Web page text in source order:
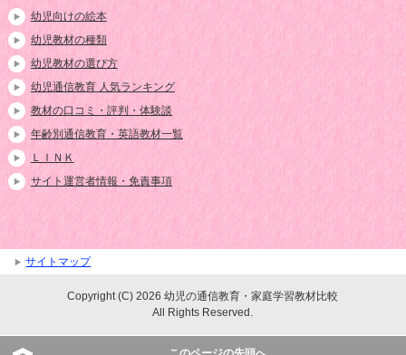
幼児向けの絵本
幼児教材の種類
幼児教材の選び方
幼児通信教育 人気ランキング
教材の口コミ・評判・体験談
年齢別通信教育・英語教材一覧
ＬＩＮＫ
サイト運営者情報・免責事項
サイトマップ
Copyright (C) 2026 幼児の通信教育・家庭学習教材比較
All Rights Reserved.